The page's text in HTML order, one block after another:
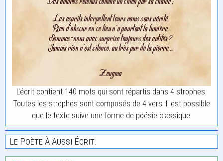
L'écrit contient 140 mots qui sont répartis dans 4 strophes.
Toutes les strophes sont composés de 4 vers. Il est possible
que le texte suive une forme de poésie classique.
Le Poète À Aussi Écrit: